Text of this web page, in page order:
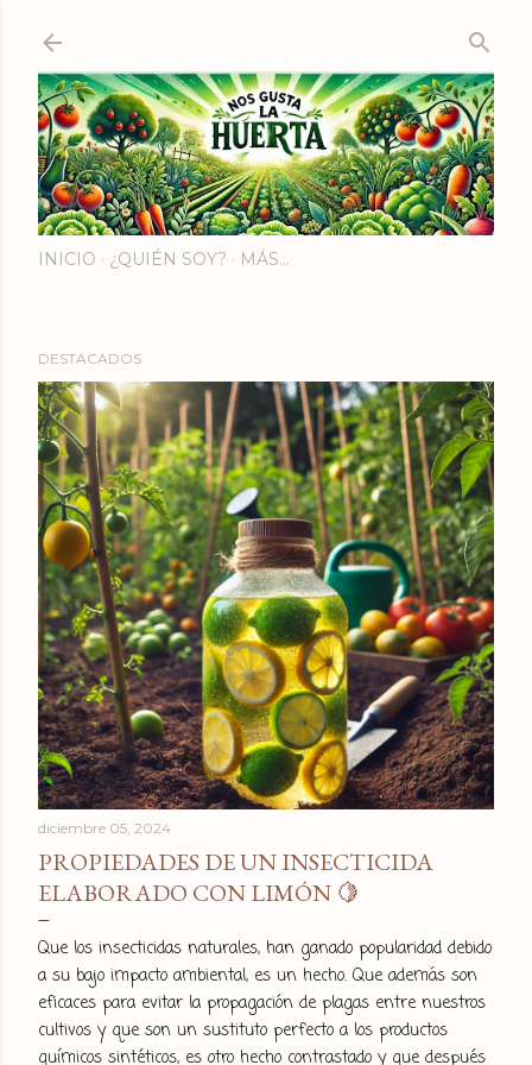
INICIO ¿QUIÉN SOY? MÁS…
DESTACADOS
diciembre 05, 2024
PROPIEDADES DE UN INSECTICIDA
ELABORADO CON LIMÓN 🍋
Que los insecticidas naturales, han ganado popularidad debido
a su bajo impacto ambiental, es un hecho. Que además son
eficaces para evitar la propagación de plagas entre nuestros
cultivos y que son un sustituto perfecto a los productos
químicos sintéticos, es otro hecho contrastado y que después